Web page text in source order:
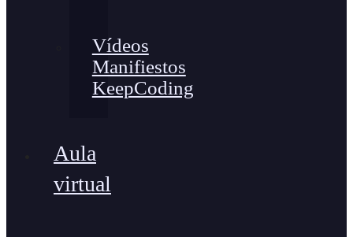
Vídeos
Manifiestos
KeepCoding
Aula
virtual